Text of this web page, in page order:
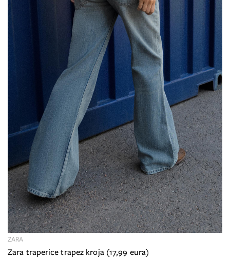
Zara traperice trapez kroja (17,99 eura)
ZARA